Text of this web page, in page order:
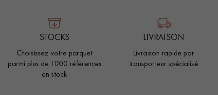
STOCKS
Choisissez votre parquet
parmi plus de 1000 références
en stock
LIVRAISON
Livraison rapide par
transporteur spécialisé